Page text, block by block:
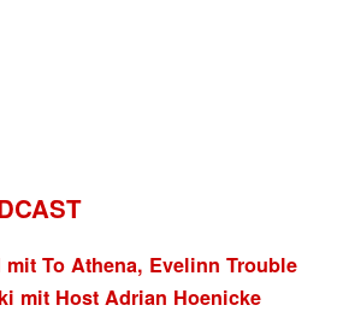
To Athena, Evelinn Trouble
mit Host Adrian Hoenicke